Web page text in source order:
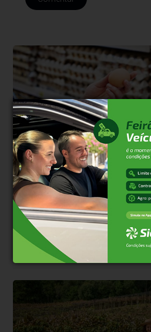
Economia Há 3 dias
Preço dos ovos atinge o
para o mês de julho
Queda superior a 15% frente a junho é
desequilíbrio entre oferta elevada e